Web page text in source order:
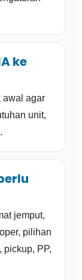
ke
awal agar
unit,
jemput,
pilihan
pickup, PP,